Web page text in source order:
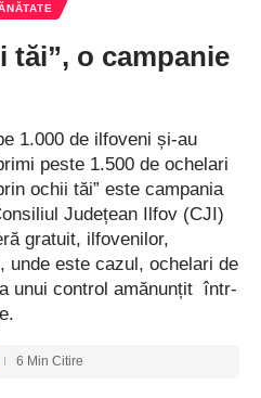
tăi”, o campanie
1.000 de ilfoveni și-au
peste 1.500 de ochelari
ochii tăi” este campania
Județean Ilfov (CJI)
gratuit, ilfovenilor,
unde este cazul, ochelari de
unui control amănunțit ­ într­
6 Min Citire